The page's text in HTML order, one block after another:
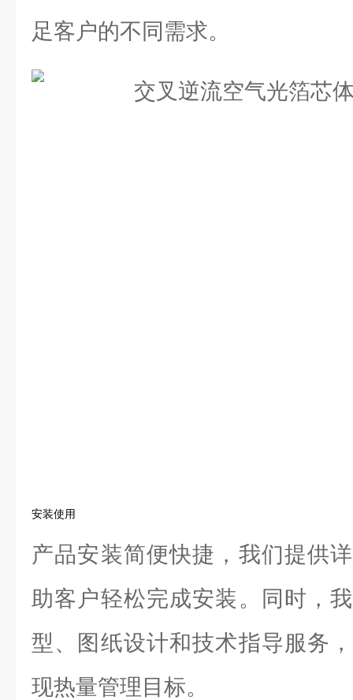
足客户的不同需求。
安装使用
产品安装简便快捷，我们提供
助客户轻松完成安装。同时，
型、图纸设计和技术指导服务
现热量管理目标。